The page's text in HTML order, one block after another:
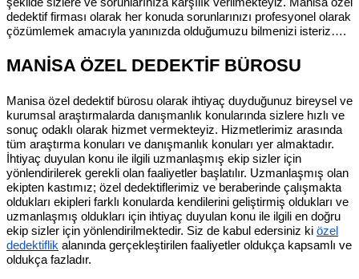
dedektif firması olarak her konuda sorunlarınızı profesyonel olarak
çözümlemek amacıyla yanınızda olduğumuzu bilmenizi isteriz….
MANİSA ÖZEL DEDEKTİF BÜROSU
Manisa özel dedektif bürosu olarak ihtiyaç duyduğunuz bireysel ve
kurumsal araştırmalarda danışmanlık konularında sizlere hızlı ve
sonuç odaklı olarak hizmet vermekteyiz. Hizmetlerimiz arasında
tüm araştırma konuları ve danışmanlık konuları yer almaktadır.
İhtiyaç duyulan konu ile ilgili uzmanlaşmış ekip sizler için
yönlendirilerek gerekli olan faaliyetler başlatılır. Uzmanlaşmış olan
ekipten kastımız; özel dedektiflerimiz ve beraberinde çalışmakta
oldukları ekipleri farklı konularda kendilerini geliştirmiş oldukları ve
uzmanlaşmış oldukları için ihtiyaç duyulan konu ile ilgili en doğru
ekip sizler için yönlendirilmektedir. Siz de kabul edersiniz ki özel
dedektiflik alanında gerçekleştirilen faaliyetler oldukça kapsamlı ve
oldukça fazladır.